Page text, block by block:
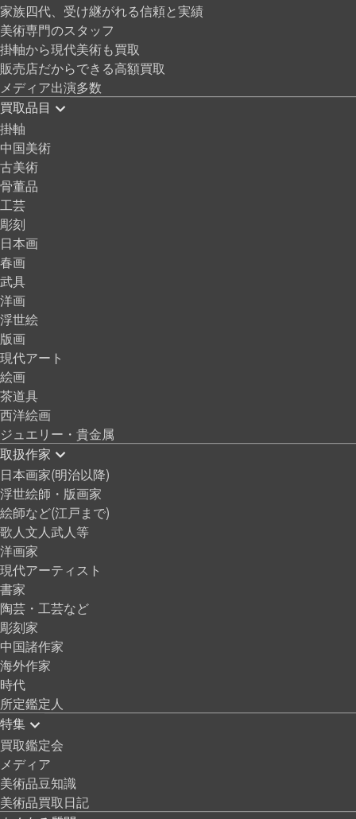
家族四代、受け継がれる信頼と実績
美術専門のスタッフ
掛軸から現代美術も買取
販売店だからできる高額買取
メディア出演多数
買取品目
掛軸
中国美術
古美術
骨董品
工芸
彫刻
日本画
春画
武具
洋画
浮世絵
版画
現代アート
絵画
茶道具
西洋絵画
ジュエリー・貴金属
取扱作家
日本画家(明治以降)
浮世絵師・版画家
絵師など(江戸まで)
歌人文人武人等
洋画家
現代アーティスト
書家
陶芸・工芸など
彫刻家
中国諸作家
海外作家
時代
所定鑑定人
特集
買取鑑定会
メディア
美術品豆知識
美術品買取日記